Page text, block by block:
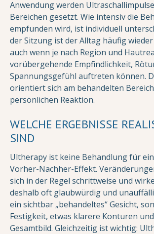
Anwendung werden
Bereichen gesetzt. Wie intensiv die
empfunden wird, ist individuell
der Sitzung ist der Alltag häufig
auch wenn je nach Region und
vorübergehende Empfindlichkeit,
Spannungsgefühl auftreten können.
orientiert sich am behandelten
persönlichen Reaktion.
WELCHE ERGEBNISSE
SIND
Ultherapy ist keine Behandlung für
Vorher-Nachher-Effekt.
sich in der Regel schrittweise und
deshalb oft glaubwürdig und
ein sichtbar „behandeltes“ Gesicht,
Festigkeit, etwas klarere Konturen
Gesamtbild. Gleichzeitig ist wichtig: